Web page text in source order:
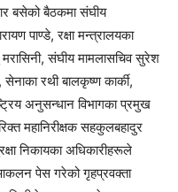
बसेको बैठकमा संघीय
पाण्डे, रक्षा मन्त्रालयका
संघीय मामलासचिव सुरेश
सेनाका रथी बालकृष्ण कार्की,
अनुसन्धान विभागका प्रमुख
महानिरीक्षक सहकुलबहादुर
निकायका अधिकारीहरूले
पेस गरेको गृहप्रवक्ता